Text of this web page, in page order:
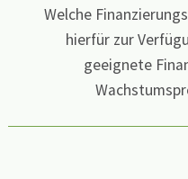
Welche
hierfür zur
geeignete